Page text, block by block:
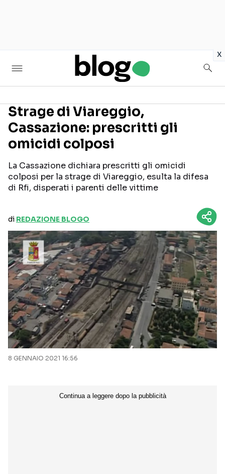
x
Seguici sui social
Strage di Viareggio,
Cassazione: prescritti gli
omicidi colposi
La Cassazione dichiara prescritti gli omicidi
colposi per la strage di Viareggio, esulta la difesa
di Rfi, disperati i parenti delle vittime
di REDAZIONE BLOGO
8 GENNAIO 2021 16:56